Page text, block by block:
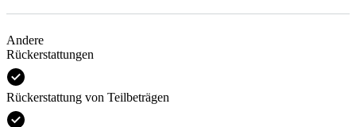
Andere
Rückerstattungen
Rückerstattung von Teilbeträgen